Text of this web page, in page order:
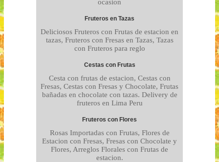
ocasion
Fruteros en Tazas
Deliciosos Fruteros con Frutas de estacion en
tazas, Fruteros con Fresas en Tazas, Tazas
con Fruteros para reglo
Cestas con Frutas
Cesta con frutas de estacion, Cestas con
Fresas, Cestas con Fresas y Chocolate, Frutas
bañadas en chocolate con tazas. Delivery de
fruteros en Lima Peru
Fruteros con Flores
Rosas Importadas con Frutas, Flores de
Estacion con Fresas, Fresas con Chocolate y
Flores, Arreglos Florales con Frutas de
estacion.